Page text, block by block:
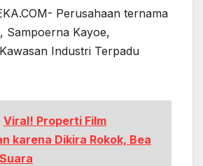
Perusahaan ternama
Sampoerna Kayoe,
Industri Terpadu
Viral! Properti Film
karena Dikira Rokok, Bea